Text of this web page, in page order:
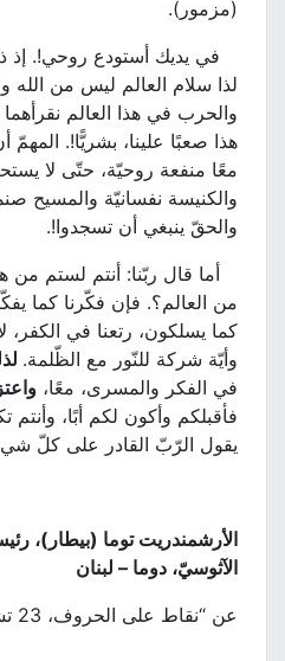
(مزمور).
في يديك أستودع روحي!. إذ
لذا سلام العالم ليس من الله
والحرب في هذا العالم نقرأهما
هذا صعبًا علينا، بشريًّا!. المهمّ
معًا منفعة روحيّة، حتّى لا يستحيل
والكنيسة نفسانيّة والمسيح
والحقّ ينبغي أن تسجدوا!.
أما قال ربّنا: أنتم لستم من هذا
من العالم؟. فإن فكّرنا كما يفكّر
كما يسلكون، رتعنا في الكفر،
وأيّة شركة للنّور مع الظّلمة.
في الفكر والمسرى، معًا،
فأقبلكم وأكون لكم أبًا، وأنتم
يقول الرّبّ القادر على كلّ شيء!.
الأرشمندريت توما (بيطار)،
الآثوسيّ، دوما – لبنان
عن “نقاط على الحروف، 23 تشرين الأول 2016